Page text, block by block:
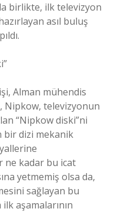
birlikte, ilk televizyon
asıl buluş
Alman mühendis
Nipkow, televizyonun
“Nipkow diski”ni
bir dizi mekanik
ne kadar bu icat
yetmemiş olsa da,
sağlayan bu
aşamalarının